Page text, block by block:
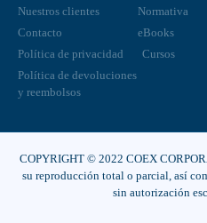
Nuestros clientes
Contacto
Política de privacidad
Política de devoluciones
y reembolsos
Normativa
eBooks
Cursos
COPYRIGHT © 2022 COEX
su reproducción total o parcial, así
sin autorización